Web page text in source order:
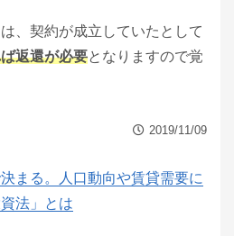
、契約が成立していたとして
返還が必要となりますので覚
2019/11/09
まる。人口動向や賃貸需要に
法」とは